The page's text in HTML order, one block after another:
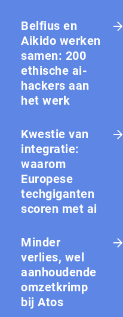
Belfius en
Aikido werken
samen: 200
ethische ai-
hackers aan
het werk
Kwestie van
integratie:
waarom
Europese
techgiganten
scoren met ai
Minder
verlies, wel
aanhoudende
omzetkrimp
bij Atos